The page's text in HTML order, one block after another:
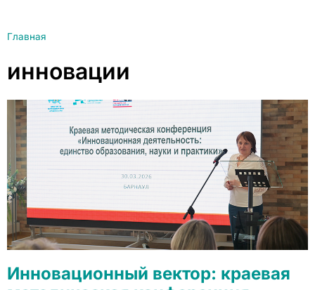
Главная
инновации
Инновационный вектор: краевая